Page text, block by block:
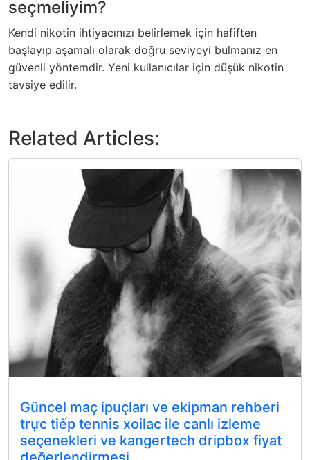
seçmeliyim?
Kendi nikotin ihtiyacınızı belirlemek için hafiften
başlayıp aşamalı olarak doğru seviyeyi bulmanız en
güvenli yöntemdir. Yeni kullanıcılar için düşük nikotin
tavsiye edilir.
Related Articles:
Güncel maç ipuçları ve ekipman rehberi
trực tiếp tennis xoilac ile canlı izleme
seçenekleri ve kangertech dripbox fiyat